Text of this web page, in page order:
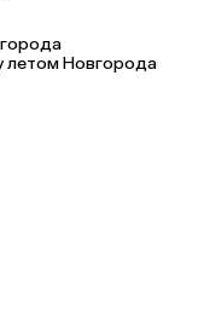
летом Новгорода